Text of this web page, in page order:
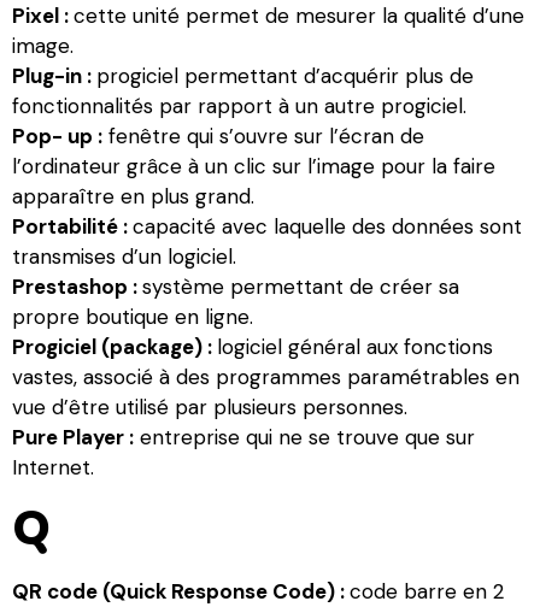
Pixel :cette unité permet de mesurer la qualité d’une
image.
Plug-in : progiciel permettant d’acquérir plus de
fonctionnalités par rapport à un autre progiciel.
Pop- up : fenêtre qui s’ouvre sur l’écran de
l’ordinateur grâce à un clic sur l’image pour la faire
apparaître en plus grand.
Portabilité :capacité avec laquelle des données sont
transmises d’un logiciel.
Prestashop :système permettant de créer sa
propre boutique en ligne.
Progiciel (package) : logiciel général aux fonctions
vastes, associé à des programmes paramétrables en
vue d’être utilisé par plusieurs personnes.
Pure Player : entreprise qui ne se trouve que sur
Internet.
Q
QR code (Quick Response Code) :code barre en 2